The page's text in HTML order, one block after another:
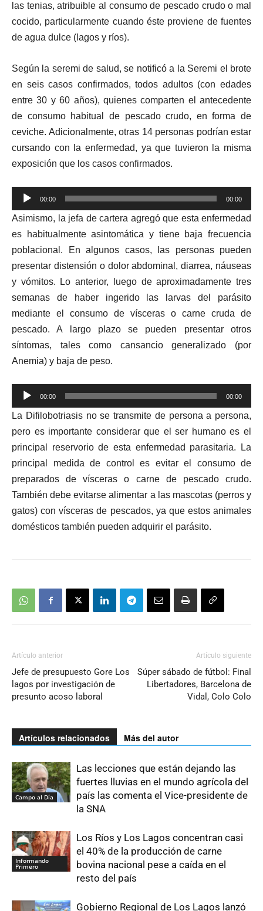
las tenias, atribuible al consumo de pescado crudo o mal
cocido, particularmente cuando éste proviene de fuentes
de agua dulce (lagos y ríos).
Según la seremi de salud, se notificó a la Seremi el brote
en seis casos confirmados, todos adultos (con edades
entre 30 y 60 años), quienes comparten el antecedente
de consumo habitual de pescado crudo, en forma de
ceviche. Adicionalmente, otras 14 personas podrían estar
cursando con la enfermedad, ya que tuvieron la misma
exposición que los casos confirmados.
Reproductor
de
audio
00:00 00:00
Asimismo, la jefa de cartera agregó que esta enfermedad
es habitualmente asintomática y tiene baja frecuencia
poblacional. En algunos casos, las personas pueden
presentar distensión o dolor abdominal, diarrea, náuseas
y vómitos. Lo anterior, luego de aproximadamente tres
semanas de haber ingerido las larvas del parásito
mediante el consumo de vísceras o carne cruda de
pescado. A largo plazo se pueden presentar otros
síntomas, tales como cansancio generalizado (por
Anemia) y baja de peso.
Reproductor
de
audio
00:00 00:00
La Difilobotriasis no se transmite de persona a persona,
pero es importante considerar que el ser humano es el
principal reservorio de esta enfermedad parasitaria. La
principal medida de control es evitar el consumo de
preparados de vísceras o carne de pescado crudo.
También debe evitarse alimentar a las mascotas (perros y
gatos) con vísceras de pescados, ya que estos animales
domésticos también pueden adquirir el parásito.
Artículo anterior
Jefe de presupuesto Gore Los
lagos por investigación de
presunto acoso laboral
Artículo siguiente
Súper sábado de fútbol: Final
Libertadores, Barcelona de
Vidal, Colo Colo
Artículos relacionados Más del autor
Campo al Día
Las lecciones que están dejando las
fuertes lluvias en el mundo agrícola del
país las comenta el Vice-presidente de
la SNA
Informando
Primero
Los Ríos y Los Lagos concentran casi
el 40% de la producción de carne
bovina nacional pese a caída en el
resto del país
Gobierno Regional de Los Lagos lanzó